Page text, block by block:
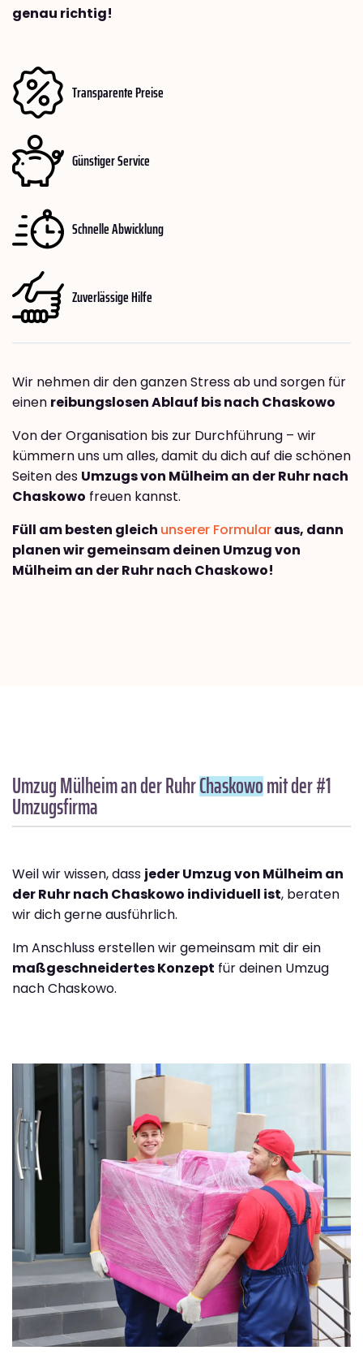
genau richtig!
Transparente Preise
Günstiger Service
Schnelle Abwicklung
Zuverlässige Hilfe
Wir nehmen dir den ganzen Stress ab und sorgen für
einen reibungslosen Ablauf bis nach Chaskowo
Von der Organisation bis zur Durchführung – wir
kümmern uns um alles, damit du dich auf die schönen
Seiten des Umzugs von Mülheim an der Ruhr nach
Chaskowo freuen kannst.
Füll am besten gleich unserer Formularaus, dann
planen wir gemeinsam deinen Umzug von
Mülheim an der Ruhr nach Chaskowo!
Umzug Mülheim an der RuhrChaskowomit der #1
Umzugsfirma
Weil wir wissen, dass jeder Umzug von Mülheim an
der Ruhr nach Chaskowo individuell ist, beraten
wir dich gerne ausführlich.
Im Anschluss erstellen wir gemeinsam mit dir ein
maßgeschneidertes Konzept für deinen Umzug
nach Chaskowo.